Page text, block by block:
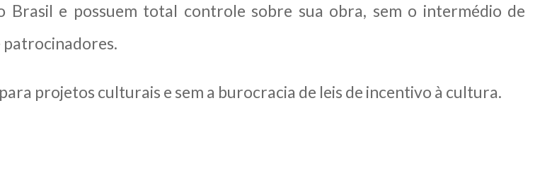
Brasil e possuem total controle sobre sua obra, sem o intermédio de
projetos culturais e sem a burocracia de leis de incentivo à cultura.